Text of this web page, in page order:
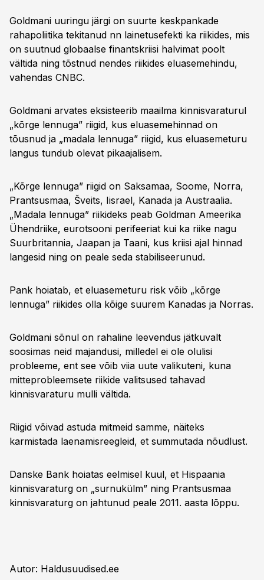
Goldmani uuringu järgi on suurte keskpankade
rahapoliitika tekitanud nn lainetusefekti ka riikides, mis
on suutnud globaalse finantskriisi halvimat poolt
vältida ning tõstnud nendes riikides eluasemehindu,
vahendas CNBC.
Goldmani arvates eksisteerib maailma kinnisvaraturul
„kõrge lennuga” riigid, kus eluasemehinnad on
tõusnud ja „madala lennuga” riigid, kus eluasemeturu
langus tundub olevat pikaajalisem.
„Kõrge lennuga” riigid on Saksamaa, Soome, Norra,
Prantsusmaa, Šveits, Iisrael, Kanada ja Austraalia.
„Madala lennuga” riikideks peab Goldman Ameerika
Ühendriike, eurotsooni perifeeriat kui ka riike nagu
Suurbritannia, Jaapan ja Taani, kus kriisi ajal hinnad
langesid ning on peale seda stabiliseerunud.
Pank hoiatab, et eluasemeturu risk võib „kõrge
lennuga” riikides olla kõige suurem Kanadas ja Norras.
Goldmani sõnul on rahaline leevendus jätkuvalt
soosimas neid majandusi, milledel ei ole olulisi
probleeme, ent see võib viia uute valikuteni, kuna
mitteprobleemsete riikide valitsused tahavad
kinnisvaraturu mulli vältida.
Riigid võivad astuda mitmeid samme, näiteks
karmistada laenamisreegleid, et summutada nõudlust.
Danske Bank hoiatas eelmisel kuul, et Hispaania
kinnisvaraturg on „surnukülm” ning Prantsusmaa
kinnisvaraturg on jahtunud peale 2011. aasta lõppu.
Autor: Haldusuudised.ee